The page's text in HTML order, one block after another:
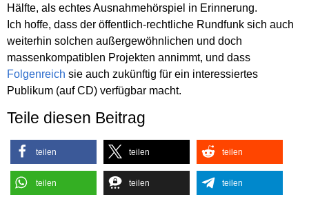
Hälfte, als echtes Ausnahmehörspiel in Erinnerung.
Ich hoffe, dass der öffentlich-rechtliche Rundfunk sich auch
weiterhin solchen außergewöhnlichen und doch
massenkompatiblen Projekten annimmt, und dass
Folgenreich sie auch zukünftig für ein interessiertes
Publikum (auf CD) verfügbar macht.
Teile diesen Beitrag
teilen teilen teilen
teilen teilen teilen